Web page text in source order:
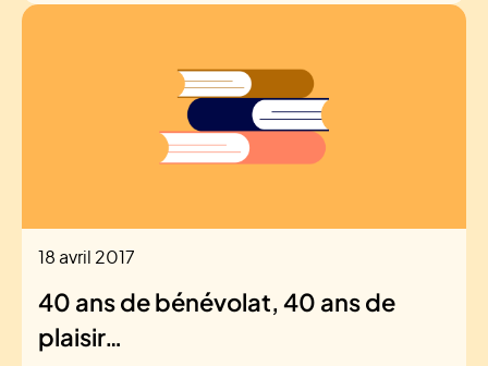
18 avril 2017
40 ans de bénévolat, 40 ans de
plaisir…